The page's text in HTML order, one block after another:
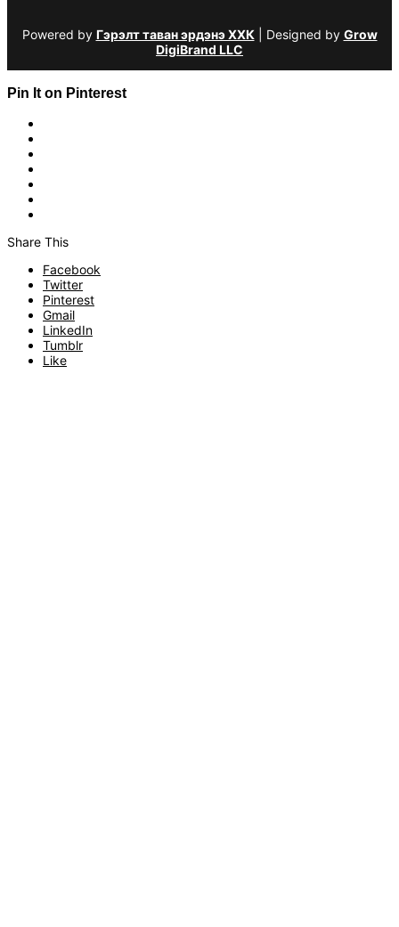
Powered by Гэрэлт таван эрдэнэ ХХК | Designed by Grow
DigiBrand LLC
Pin It on Pinterest
Share This
Facebook
Twitter
Pinterest
Gmail
LinkedIn
Tumblr
Like